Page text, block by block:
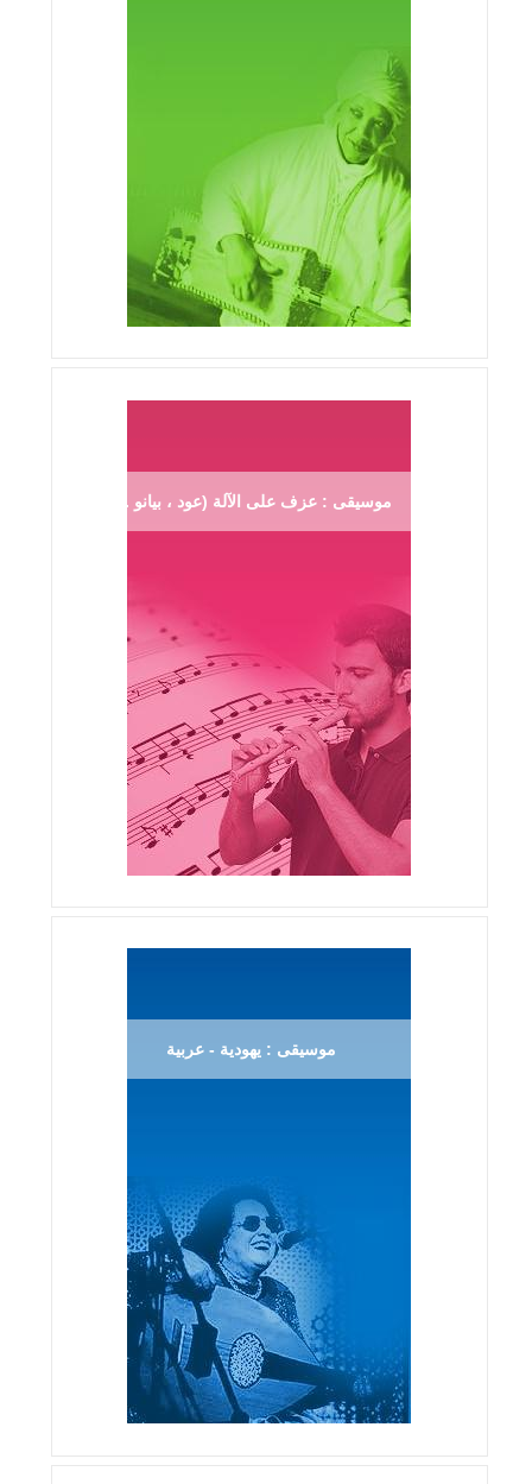
موسيقى : عزف على الآلة (عود ، بيانو ...)
موسيقى : يهودية - عربية